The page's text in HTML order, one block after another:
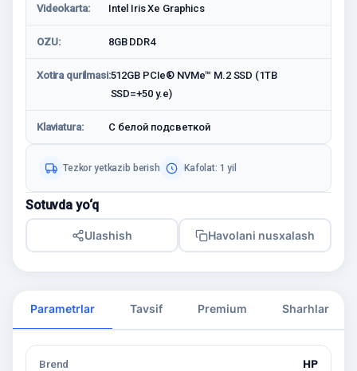
Videokarta: Intel Iris Xe Graphics
OZU: 8GB DDR4
Xotira qurilmasi:512GB PCIe® NVMe™ M.2 SSD (1TB
SSD=+50 у.е)
Klaviatura: С белой подсветкой
Tezkor yetkazib berish Kafolat: 1 yil
Sotuvda yo‘q
Ulashish Havolani nusxalash
Parametrlar Tavsif Premium Sharhlar
Brend HP